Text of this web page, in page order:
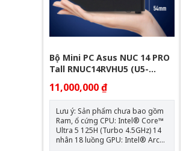
Bộ Mini PC Asus NUC 14 PRO
Tall RNUC14RVHU5 (U5-
125H/ 2xNVMe, SATA/ 2x
HDMI 2.1/2x DP 1.4a/ VESA
MOUNT)
11,000,000 ₫
Lưu ý: Sản phẩm chưa bao gồm
Ram, ổ cứng CPU: Intel® Core™
Ultra 5 125H (Turbo 4.5GHz) 14
nhân 18 luồng GPU: Intel® Arc™